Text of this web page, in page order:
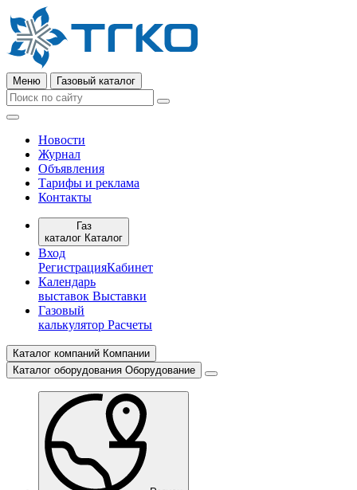
Меню Газовый каталог
Новости
Журнал
Объявления
Тарифы и реклама
Контакты
Газ
каталог Каталог
Вход
РегистрацияКабинет
Календарь
выставок Выставки
Газовый
калькулятор Расчеты
Каталог компаний Компании
Каталог оборудования Оборудование